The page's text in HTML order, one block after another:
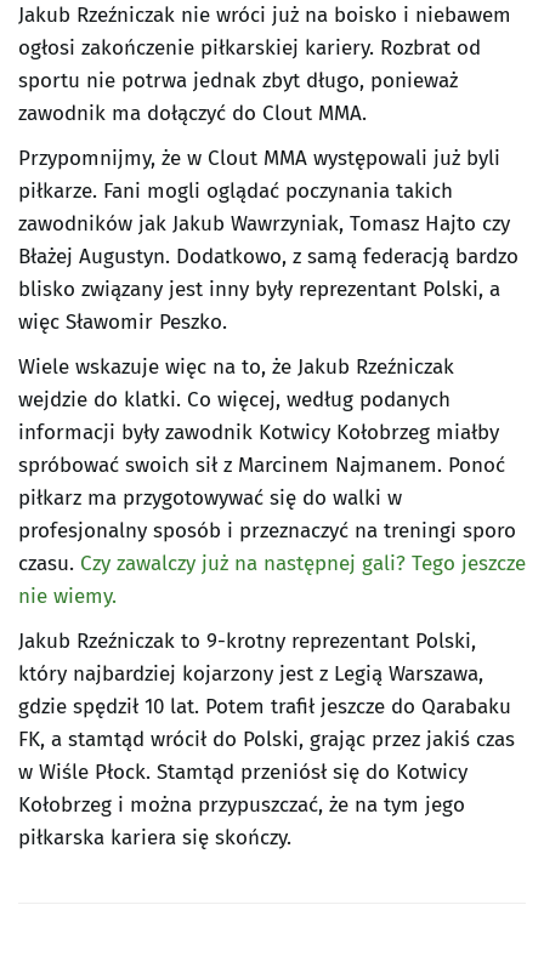
Jakub Rzeźniczak nie wróci już na boisko i niebawem
ogłosi zakończenie piłkarskiej kariery. Rozbrat od
sportu nie potrwa jednak zbyt długo, ponieważ
zawodnik ma dołączyć do Clout MMA.
Przypomnijmy, że w Clout MMA występowali już byli
piłkarze. Fani mogli oglądać poczynania takich
zawodników jak Jakub Wawrzyniak, Tomasz Hajto czy
Błażej Augustyn. Dodatkowo, z samą federacją bardzo
blisko związany jest inny były reprezentant Polski, a
więc Sławomir Peszko.
Wiele wskazuje więc na to, że Jakub Rzeźniczak
wejdzie do klatki. Co więcej, według podanych
informacji były zawodnik Kotwicy Kołobrzeg miałby
spróbować swoich sił z Marcinem Najmanem. Ponoć
piłkarz ma przygotowywać się do walki w
profesjonalny sposób i przeznaczyć na treningi sporo
czasu. Czy zawalczy już na następnej gali? Tego jeszcze
nie wiemy.
Jakub Rzeźniczak to 9-krotny reprezentant Polski,
który najbardziej kojarzony jest z Legią Warszawa,
gdzie spędził 10 lat. Potem trafił jeszcze do Qarabaku
FK, a stamtąd wrócił do Polski, grając przez jakiś czas
w Wiśle Płock. Stamtąd przeniósł się do Kotwicy
Kołobrzeg i można przypuszczać, że na tym jego
piłkarska kariera się skończy.